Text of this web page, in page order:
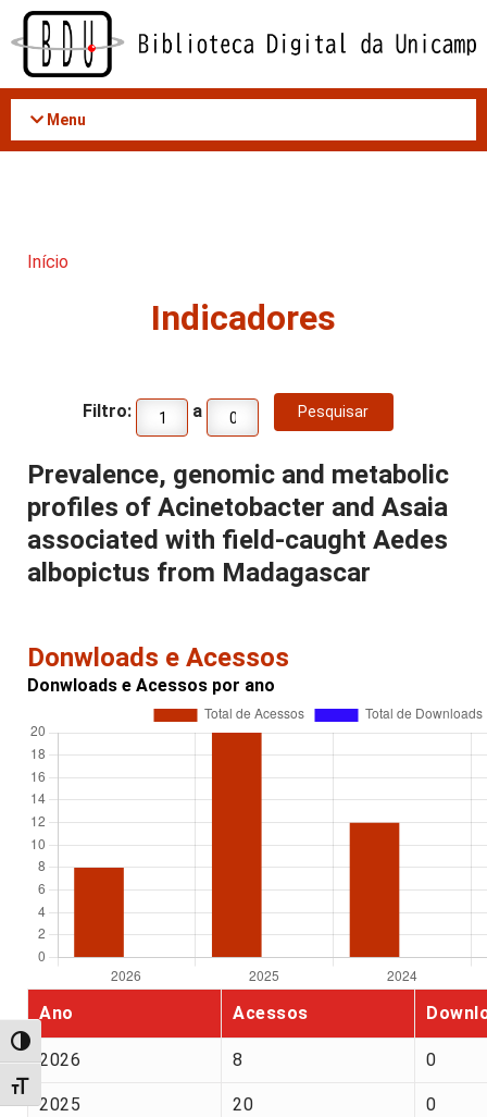
Acessar
conteúdo
Alternar alto contraste
Alternar tamanho da fonte
Menu
Início
Indicadores
Filtro: a
Prevalence, genomic and metabolic
profiles of Acinetobacter and Asaia
associated with field-caught Aedes
albopictus from Madagascar
Donwloads e Acessos
Donwloads e Acessos por ano
Ano Acessos
2026 8 0
2025 20 0